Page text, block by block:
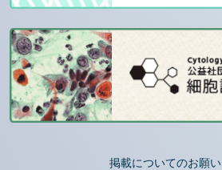
掲載についてのお願い